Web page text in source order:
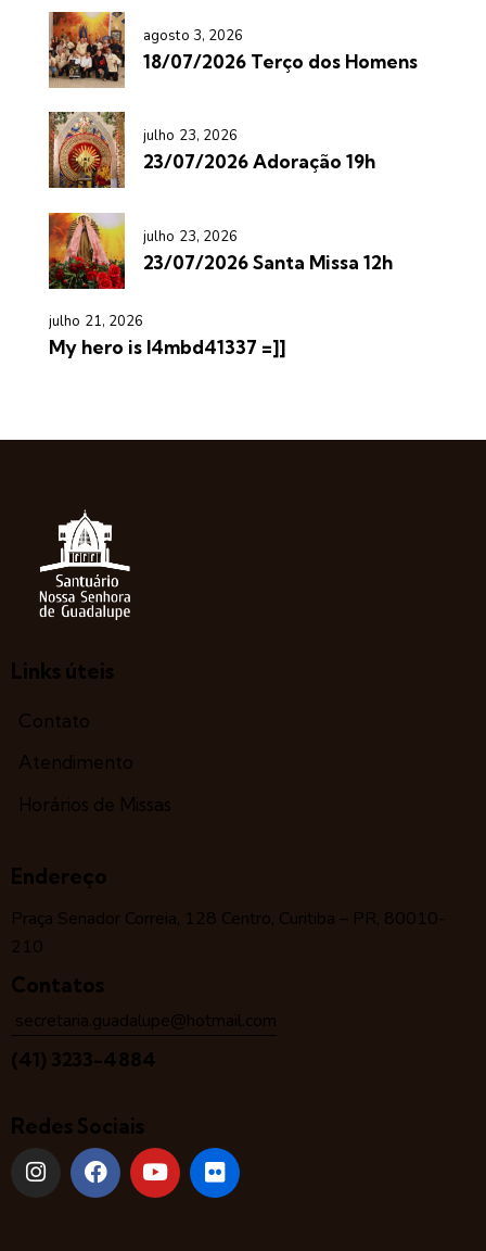
agosto 3, 2026
18/07/2026 Terço dos Homens
julho 23, 2026
23/07/2026 Adoração 19h
julho 23, 2026
23/07/2026 Santa Missa 12h
julho 21, 2026
My hero is l4mbd41337 =]]
Links úteis
Contato
Atendimento
Horários de Missas
Endereço
Praça Senador Correia, 128 Centro, Curitiba – PR, 80010-
210
Contatos
secretaria.guadalupe@hotmail.com
(41) 3233-4884
Redes Sociais